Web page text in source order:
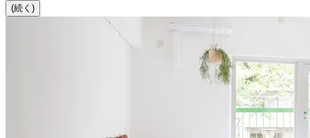
(続く)